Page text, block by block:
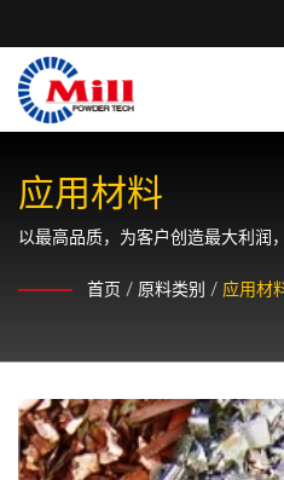
应用材料
以最高品质，为客户创造最大利润
首页 / 原料类别 / 应用材